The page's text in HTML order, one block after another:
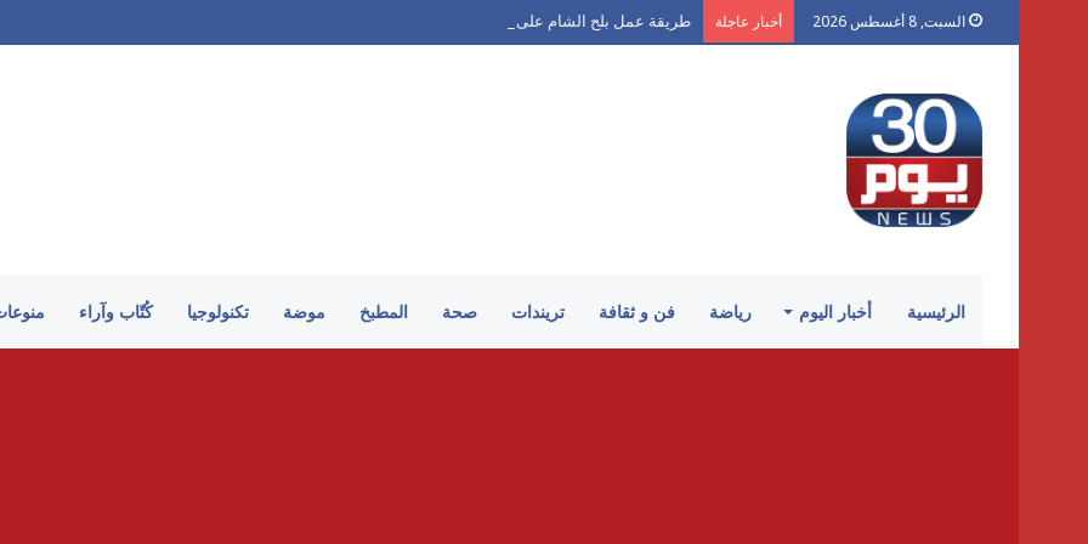
السبت, 8 أغسطس 2026 أخبار عاجلة طريقة عمل بلح الشام على الطريقة السورية
الرئيسية أخبار اليوم رياضة فن و ثقافة تريندات صحة المطبخ موضة تكنولوجيا كُتّاب وآراء